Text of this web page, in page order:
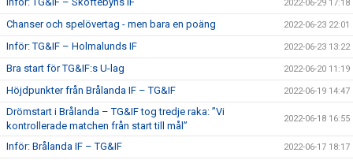
2022-06-29 17:18
Chanser och spelövertag - men bara en poäng 2022-06-23 22:01
Inför: TG&IF – Holmalunds IF 2022-06-23 13:22
Bra start för TG&IF:s U-lag 2022-06-20 11:19
Höjdpunkter från Brålanda IF – TG&IF 2022-06-19 14:47
Drömstart i Brålanda – TG&IF tog tredje raka: ”Vi
kontrollerade matchen från start till mål”
2022-06-18 16:55
Inför: Brålanda IF – TG&IF 2022-06-17 18:17